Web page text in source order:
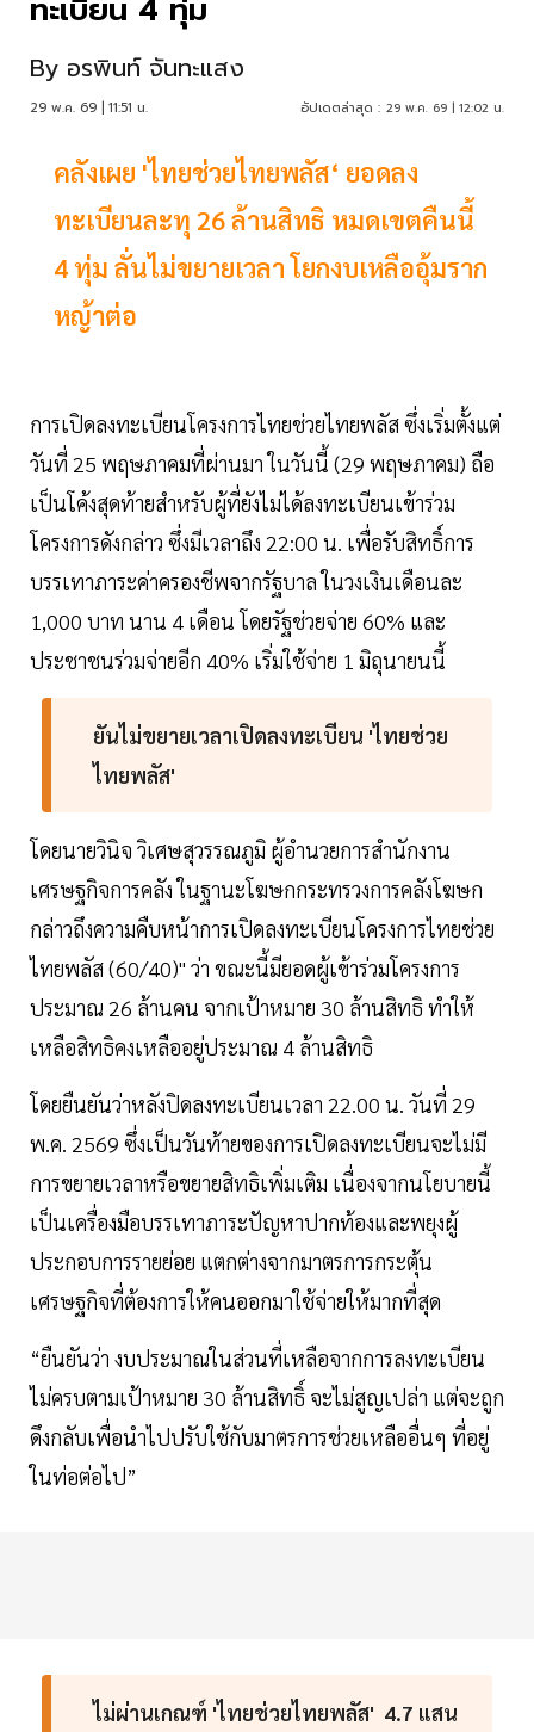
ทะเบียน 4 ทุ่ม
By อรพินท์ จันทะแสง
29 พ.ค. 69 | 11:51 น. อัปเดตล่าสุด : 29 พ.ค. 69 | 12:02 น.
คลังเผย 'ไทยช่วยไทยพลัส‘ ยอดลง
ทะเบียนละทุ 26 ล้านสิทธิ หมดเขตคืนนี้
4 ทุ่ม ลั่นไม่ขยายเวลา โยกงบเหลืออุ้มราก
หญ้าต่อ
การเปิดลงทะเบียนโครงการไทยช่วยไทยพลัส ซึ่งเริ่มตั้งแต่
วันที่ 25 พฤษภาคมที่ผ่านมา ในวันนี้ (29 พฤษภาคม) ถือ
เป็นโค้งสุดท้ายสำหรับผู้ที่ยังไม่ได้ลงทะเบียนเข้าร่วม
โครงการดังกล่าว ซึ่งมีเวลาถึง 22:00 น. เพื่อรับสิทธิ์การ
บรรเทาภาระค่าครองชีพจากรัฐบาล ในวงเงินเดือนละ
1,000 บาท นาน 4 เดือน โดยรัฐช่วยจ่าย 60% และ
ประชาชนร่วมจ่ายอีก 40% เริ่มใช้จ่าย 1 มิถุนายนนี้
ยันไม่ขยายเวลาเปิดลงทะเบียน 'ไทยช่วย
ไทยพลัส'
โดยนายวินิจ วิเศษสุวรรณภูมิ ผู้อำนวยการสำนักงาน
เศรษฐกิจการคลัง ในฐานะโฆษกกระทรวงการคลังโฆษก
กล่าวถึงความคืบหน้าการเปิดลงทะเบียนโครงการไทยช่วย
ไทยพลัส (60/40)" ว่า ขณะนี้มียอดผู้เข้าร่วมโครงการ
ประมาณ 26 ล้านคน จากเป้าหมาย 30 ล้านสิทธิ ทำให้
เหลือสิทธิคงเหลืออยู่ประมาณ 4 ล้านสิทธิ
โดยยืนยันว่าหลังปิดลงทะเบียนเวลา 22.00 น. วันที่ 29
พ.ค. 2569 ซึ่งเป็นวันท้ายของการเปิดลงทะเบียนจะไม่มี
การขยายเวลาหรือขยายสิทธิเพิ่มเติม เนื่องจากนโยบายนี้
เป็นเครื่องมือบรรเทาภาระปัญหาปากท้องและพยุงผู้
ประกอบการรายย่อย แตกต่างจากมาตรการกระตุ้น
เศรษฐกิจที่ต้องการให้คนออกมาใช้จ่ายให้มากที่สุด
“ยืนยันว่า งบประมาณในส่วนที่เหลือจากการลงทะเบียน
ไม่ครบตามเป้าหมาย 30 ล้านสิทธิ์ จะไม่สูญเปล่า แต่จะถูก
ดึงกลับเพื่อนำไปปรับใช้กับมาตรการช่วยเหลืออื่นๆ ที่อยู่
ในท่อต่อไป”
ไม่ผ่านเกณฑ์ 'ไทยช่วยไทยพลัส' 4.7 แสน